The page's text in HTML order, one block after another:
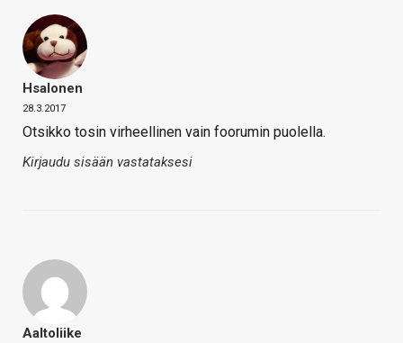
Hsalonen
28.3.2017
Otsikko tosin virheellinen vain foorumin puolella.
Kirjaudu sisään vastataksesi
Aaltoliike